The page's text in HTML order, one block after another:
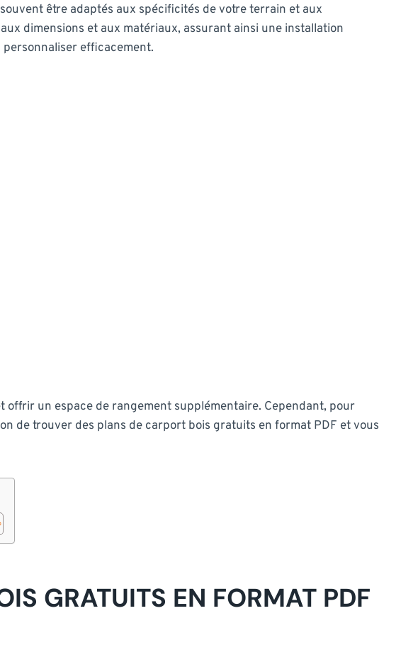
être adaptés aux spécificités de votre terrain et aux
dimensions et aux matériaux, assurant ainsi une installation
efficacement.
un espace de rangement supplémentaire. Cependant, pour
de trouver des plans de carport bois gratuits en format PDF et vous
GRATUITS EN FORMAT PDF